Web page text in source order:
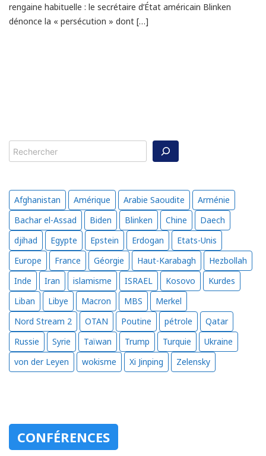
rengaine habituelle : le secrétaire d’État américain Blinken
dénonce la « persécution » dont […]
Rechercher
Afghanistan Amérique Arabie Saoudite
Arménie
Bachar el-Assad
Biden Blinken Chine
Daech
djihad
Egypte Epstein Erdogan
Etats-Unis
Europe
France Géorgie Haut-Karabagh
Hezbollah
Inde
Iran islamisme ISRAEL Kosovo
Kurdes
Liban
Libye Macron MBS
Merkel
Nord Stream 2
OTAN Poutine pétrole
Qatar
Russie
Syrie Taïwan Trump Turquie
Ukraine
von der Leyen
wokisme Xi Jinping Zelensky
CONFÉRENCES